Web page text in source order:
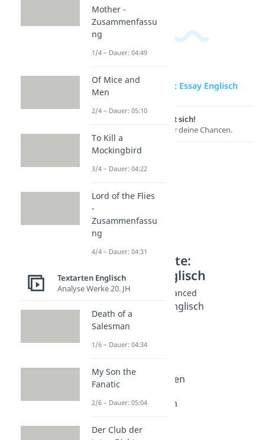
zur Videoseite: Essay Englisch
Lernen lohnt sich!
Entdecke hier deine Chancen.
Weitere Inhalte:
Textarten Englisch
Texte schreiben Advanced
Sachtextanalyse Englisch
Dauer: 04:17
Essay Englisch
Dauer: 04:35
Dauer: 04:45
Blog entry schreiben
Mediation Englisch
Speech schreiben
Mother -
Zusammenfassu
ng
1/4 – Dauer: 04:49
Of Mice and
Men
2/4 – Dauer: 05:10
To Kill a
Mockingbird
3/4 – Dauer: 04:22
Lord of the Flies
-
Zusammenfassu
ng
4/4 – Dauer: 04:31
Textarten Englisch
Analyse Werke 20. JH
Death of a
Salesman
1/6 – Dauer: 04:34
My Son the
Fanatic
2/6 – Dauer: 05:04
Der Club der